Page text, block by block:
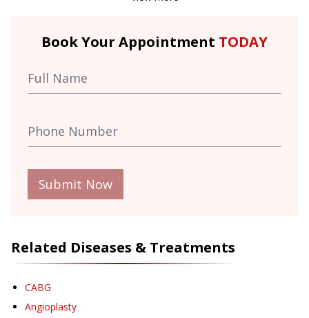
Book Your Appointment TODAY
Submit Now
Related Diseases & Treatments
CABG
Angioplasty